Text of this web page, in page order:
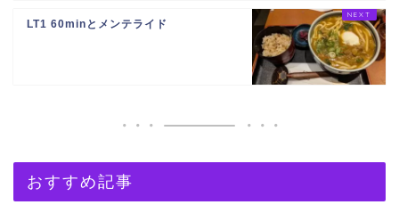
LT1 60minとメンテライド
おすすめ記事